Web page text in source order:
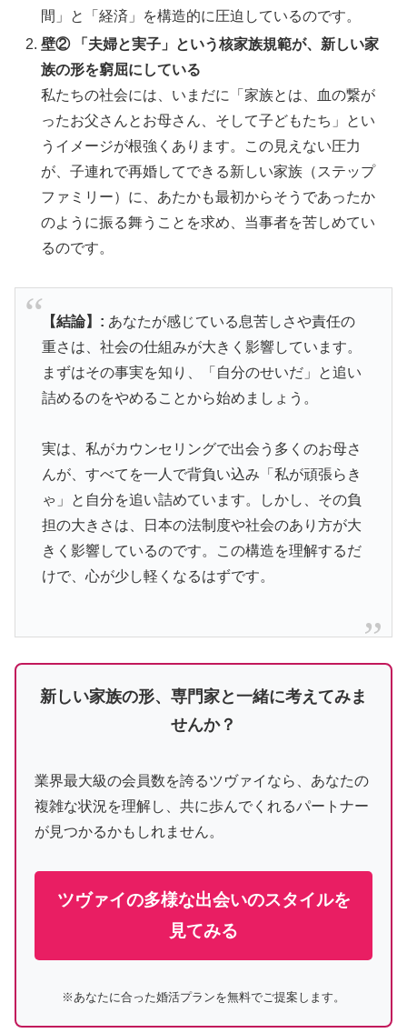
間」と「経済」を構造的に圧迫しているのです。
壁② 「夫婦と実子」という核家族規範が、新しい家
族の形を窮屈にしている
私たちの社会には、いまだに「家族とは、血の繋が
ったお父さんとお母さん、そして子どもたち」とい
うイメージが根強くあります。この見えない圧力
が、子連れで再婚してできる新しい家族（ステップ
ファミリー）に、あたかも最初からそうであったか
のように振る舞うことを求め、当事者を苦しめてい
るのです。
【結論】: あなたが感じている息苦しさや責任の
重さは、社会の仕組みが大きく影響しています。
まずはその事実を知り、「自分のせいだ」と追い
詰めるのをやめることから始めましょう。
実は、私がカウンセリングで出会う多くのお母さ
んが、すべてを一人で背負い込み「私が頑張らき
ゃ」と自分を追い詰めています。しかし、その負
担の大きさは、日本の法制度や社会のあり方が大
きく影響しているのです。この構造を理解するだ
けで、心が少し軽くなるはずです。
新しい家族の形、専門家と一緒に考えてみま
せんか？
業界最大級の会員数を誇るツヴァイなら、あなたの
複雑な状況を理解し、共に歩んでくれるパートナー
が見つかるかもしれません。
ツヴァイの多様な出会いのスタイルを
見てみる
※あなたに合った婚活プランを無料でご提案します。